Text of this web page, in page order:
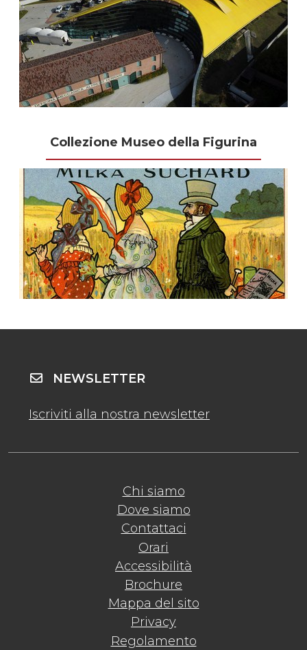
Collezione Museo della Figurina
Chi siamo
Dove siamo
Contattaci
Orari
Accessibilità
Brochure
Mappa del sito
Privacy
Regolamento
NEWSLETTER
Iscriviti alla nostra newsletter